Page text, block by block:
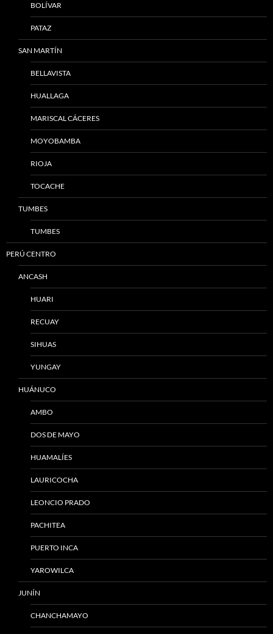
BOLÍVAR
PATAZ
SAN MARTÍN
BELLAVISTA
HUALLAGA
MARISCAL CÁCERES
MOYOBAMBA
RIOJA
TOCACHE
TUMBES
TUMBES
PERÚ CENTRO
ANCASH
HUARI
RECUAY
SIHUAS
YUNGAY
HUÁNUCO
AMBO
DOS DE MAYO
HUAMALÍES
LAURICOCHA
LEONCIO PRADO
PACHITEA
PUERTO INCA
YAROWILCA
JUNÍN
CHANCHAMAYO